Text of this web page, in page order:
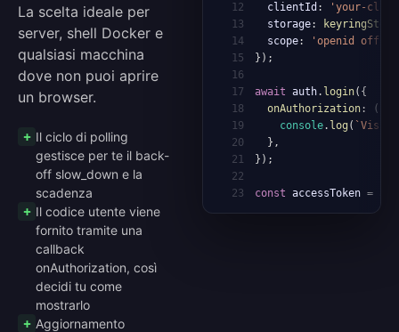
La scelta ideale per
server, shell Docker e
qualsiasi macchina
dove non puoi aprire
un browser.
Il ciclo di polling
gestisce per te il back-
off slow_down e la
scadenza
Il codice utente viene
fornito tramite una
callback
onAuthorization, così
decidi tu come
mostrarlo
Aggiornamento
12
  clientId
:
'your-cli-
13
  storage
:
14
  scope
:
'openid
15
} ) ;
16
17
await auth. login( {
18
onAuthorization: (
19
console. log ( ` Visit
20
} ,
21
} ) ;
22
23
const accessToken =